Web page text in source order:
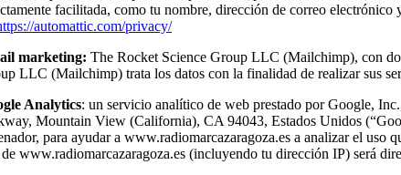
facilitada, como tu nombre, dirección de correo
automattic.com/privacy/
marketing: The Rocket Science Group LLC (Mailchimp), con
LLC (Mailchimp) trata los datos con la finalidad de realizar
Analytics: un servicio analítico de web prestado por Google,
Mountain View (California), CA 94043, Estados Unidos
para ayudar a www.radiomarcazaragoza.es a analizar el uso
www.radiomarcazaragoza.es (incluyendo tu dirección IP) será